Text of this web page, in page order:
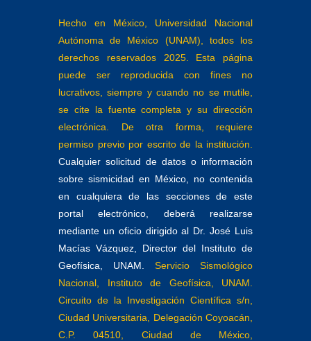
Hecho en México, Universidad Nacional
Autónoma de México (UNAM), todos los
derechos reservados 2025. Esta página
puede ser reproducida con fines no
lucrativos, siempre y cuando no se mutile,
se cite la fuente completa y su dirección
electrónica. De otra forma, requiere
permiso previo por escrito de la institución.
Cualquier solicitud de datos o información
sobre sismicidad en México, no contenida
en cualquiera de las secciones de este
portal electrónico, deberá realizarse
mediante un oficio dirigido al Dr. José Luis
Macías Vázquez, Director del Instituto de
Geofísica, UNAM.
Servicio Sismológico
Nacional, Instituto de Geofísica, UNAM.
Circuito de la Investigación Científica s/n,
Ciudad Universitaria, Delegación Coyoacán,
C.P. 04510, Ciudad de México,